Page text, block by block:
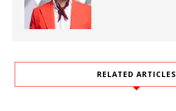
RELATED ARTICLES